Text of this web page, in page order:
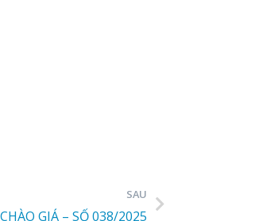
SAU
GIÁ – SỐ 038/2025